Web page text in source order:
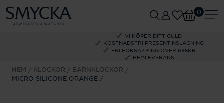
VI KÖPER DITT GULD
KOSTNADSFRI PRESENTINSLAGNING
FRI FÖRSÄKRING ÖVER 695KR
HEMLEVERANS
0
HEM KLOCKOR
BARNKLOCKOR
MICRO SILICONE ORANGE